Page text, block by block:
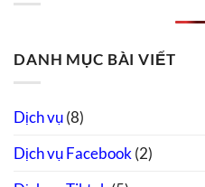
DANH MỤC BÀI VIẾT
Dịch vụ(8)
Dịch vụ Facebook(2)